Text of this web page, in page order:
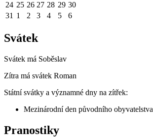
24 25 26 27 28 29 30
31 1 2 3 4 5 6
Svátek
Svátek má Soběslav
Zítra má svátek Roman
Státní svátky a významné dny na zítřek:
Mezinárodní den původního obyvatelstva
Pranostiky